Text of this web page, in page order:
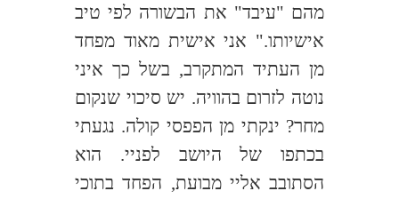
מהם "עיבד" את הבשורה לפי טיב
אישיותו." אני אישית מאוד מפחד
מן העתיד המתקרב, בשל כך איני
נוטה לזרום בהוויה. יש סיכוי שנקום
מחר? ינקתי מן הפפסי קולה. נגעתי
בכתפו של היושב לפניי. הוא
הסתובב אליי מבועת, הפחד בתוכי